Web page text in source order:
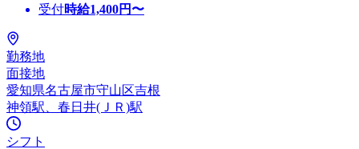
受付時給1,400円〜
勤務地
面接地
愛知県名古屋市守山区吉根
神領駅、春日井(ＪＲ)駅
シフト